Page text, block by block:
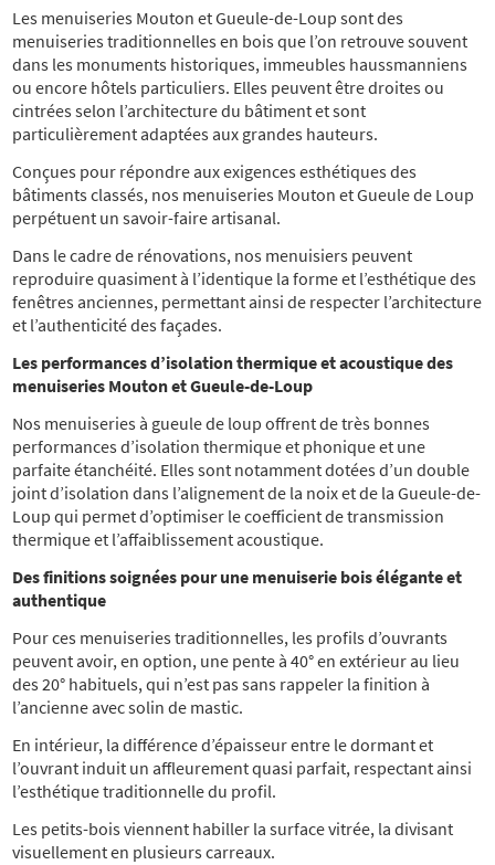
Les menuiseries Mouton et Gueule-de-Loup sont des
menuiseries traditionnelles en bois que l’on retrouve souvent
dans les monuments historiques, immeubles haussmanniens
ou encore hôtels particuliers. Elles peuvent être droites ou
cintrées selon l’architecture du bâtiment et sont
particulièrement adaptées aux grandes hauteurs.
Conçues pour répondre aux exigences esthétiques des
bâtiments classés, nos menuiseries Mouton et Gueule de Loup
perpétuent un savoir-faire artisanal.
Dans le cadre de rénovations, nos menuisiers peuvent
reproduirequasiment à l’identique la forme et l’esthétique des
fenêtres anciennes, permettant ainsi de respecter l’architecture
et l’authenticité des façades.
Les performances d’isolation thermique et acoustique des
menuiseries Mouton et Gueule-de-Loup
Nos menuiseries à gueule de loup offrent de très bonnes
performances d’isolation thermique et phonique et une
parfaite étanchéité. Elles sont notamment dotées d’un double
joint d’isolation dans l’alignement de la noix et de la Gueule-de-
Loup qui permet d’optimiser le coefficient de transmission
thermique et l’affaiblissement acoustique.
Des finitions soignées pour une menuiserie bois élégante et
authentique
Pour ces menuiseries traditionnelles, les profils d’ouvrants
peuvent avoir, en option, une pente à 40° en extérieur au lieu
des 20° habituels, qui n’est pas sans rappeler la finition à
l’ancienne avec solin de mastic.
En intérieur, la différence d’épaisseur entre le dormant et
l’ouvrant induit un affleurement quasi parfait, respectant ainsi
l’esthétique traditionnelle du profil.
Les petits-bois viennent habiller la surface vitrée, la divisant
visuellement en plusieurs carreaux.